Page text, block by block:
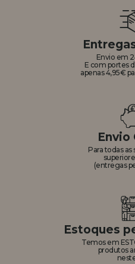
Envio em
E com portes
apenas 4,95€
Envio
Para todas as
(entregas
Estoques
Temos em
produtos